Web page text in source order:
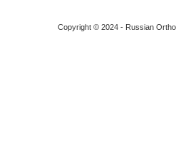
Copyright © 2024 - Russian